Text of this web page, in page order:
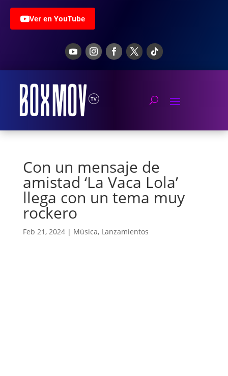
Ver en YouTube
Con un mensaje de
amistad ‘La Vaca Lola’
llega con un tema muy
rockero
Feb 21, 2024| Música, Lanzamientos